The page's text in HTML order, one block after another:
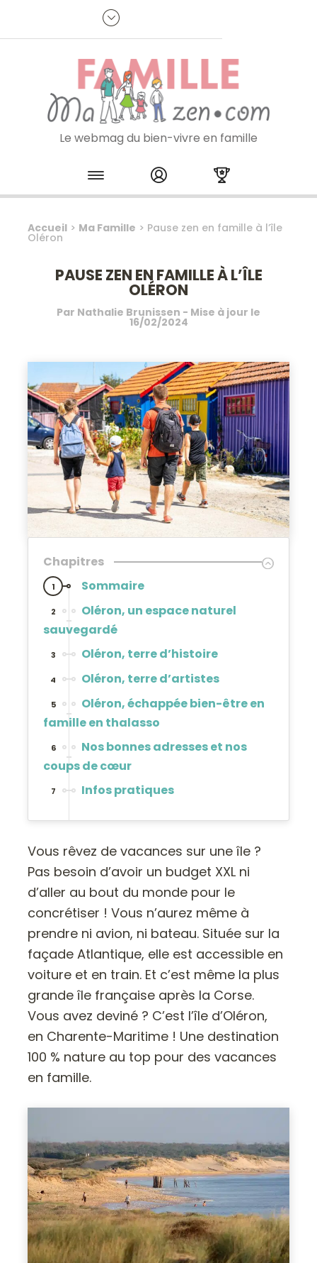
Je m'inscris à la newsletter
Le webmag du bien-vivre en famille
Skip to content
Accueil > Ma Famille > Pause zen en famille à l’île
Oléron
PAUSE ZEN EN FAMILLE À L’ÎLE
OLÉRON
Par Nathalie Brunissen - Mise à jour le
16/02/2024
Chapitres
1 Sommaire
2
Oléron, un espace naturel
sauvegardé
3 Oléron, terre d’histoire
4 Oléron, terre d’artistes
5
Oléron, échappée bien-être en
famille en thalasso
6
Nos bonnes adresses et nos
coups de cœur
7 Infos pratiques
Vous rêvez de vacances sur une île ?
Pas besoin d’avoir un budget XXL ni
d’aller au bout du monde pour le
concrétiser ! Vous n’aurez même à
prendre ni avion, ni bateau. Située sur la
façade Atlantique, elle est accessible en
voiture et en train. Et c’est même la plus
grande île française après la Corse.
Vous avez deviné ? C’est l’île d’Oléron,
en Charente-Maritime ! Une destination
100 % nature au top pour des vacances
en famille.
Panneau de gestion des cookies